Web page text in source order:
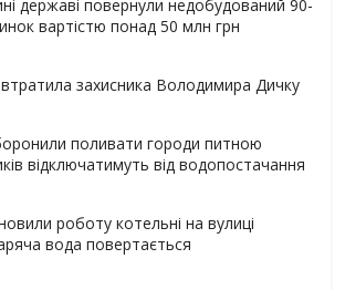
державі повернули недобудований 90-
вартістю понад 50 млн грн
захисника Володимира Дичку
поливати городи питною
відключатимуть від водопостачання
роботу котельні на вулиці
вода повертається